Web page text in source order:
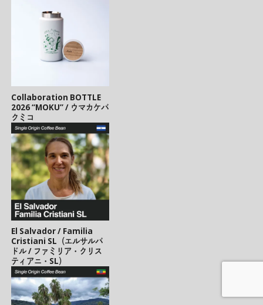
Collaboration BOTTLE
2026 “MOKU” / ウマカケバ
クミコ
El Salvador / Familia
Cristiani SL（エルサルバ
ドル / ファミリア・クリス
ティアニ・SL）